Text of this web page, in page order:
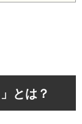
とは ？